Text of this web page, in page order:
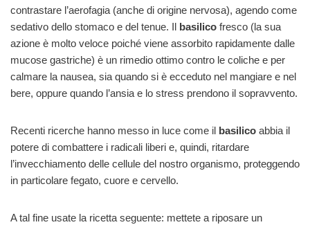
contrastare l’aerofagia (anche di origine nervosa), agendo come
sedativo dello stomaco e del tenue. Il basilico fresco (la sua
azione è molto veloce poiché viene assorbito rapidamente dalle
mucose gastriche) è un rimedio ottimo contro le coliche e per
calmare la nausea, sia quando si è ecceduto nel mangiare e nel
bere, oppure quando l’ansia e lo stress prendono il sopravvento.
Recenti ricerche hanno messo in luce come il basilico abbia il
potere di combattere i radicali liberi e, quindi, ritardare
l’invecchiamento delle cellule del nostro organismo, proteggendo
in particolare fegato, cuore e cervello.
A tal fine usate la ricetta seguente: mettete a riposare un